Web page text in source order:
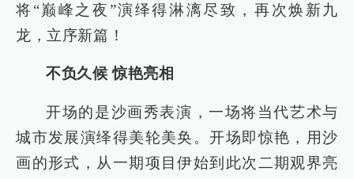
将“巅峰之夜”演绎得淋漓尽致，再次焕新九
龙，立序新篇！
不负久候 惊艳亮相
开场的是沙画秀表演，一场将当代艺术与
城市发展演绎得美轮美奂。开场即惊艳，用沙
画的形式，从一期项目伊始到此次二期观界亮